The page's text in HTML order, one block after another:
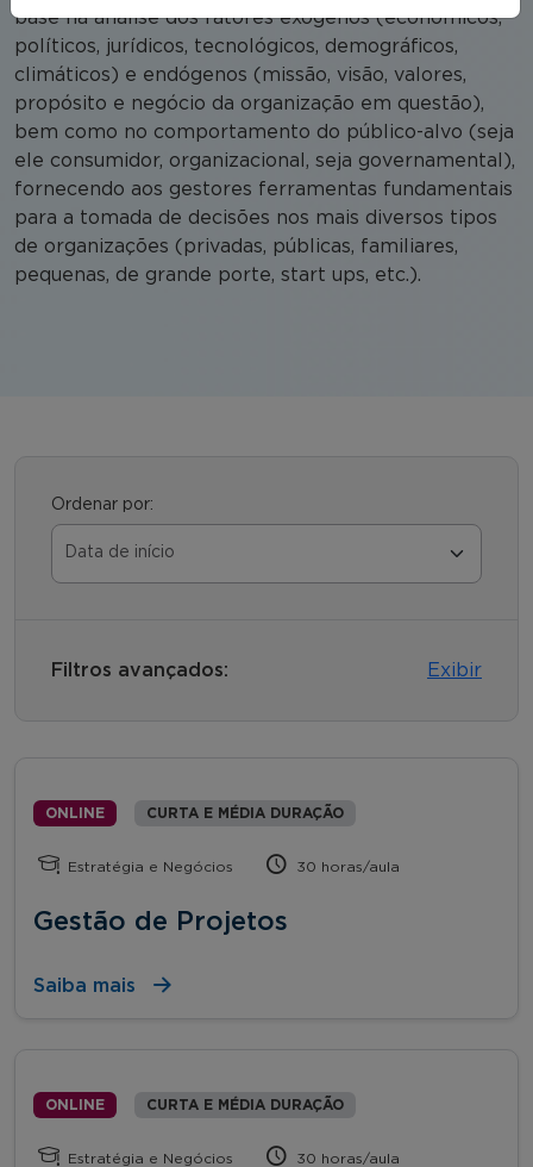
base na análise dos fatores exógenos (econômicos,
políticos, jurídicos, tecnológicos, demográficos,
climáticos) e endógenos (missão, visão, valores,
propósito e negócio da organização em questão),
bem como no comportamento do público-alvo (seja
ele consumidor, organizacional, seja governamental),
fornecendo aos gestores ferramentas fundamentais
para a tomada de decisões nos mais diversos tipos
de organizações (privadas, públicas, familiares,
pequenas, de grande porte, start ups, etc.).
Ordenar por:
Filtros avançados: Exibir
ONLINE CURTA E MÉDIA DURAÇÃO
Estratégia e Negócios 30 horas/aula
Gestão de Projetos
Saiba mais
ONLINE CURTA E MÉDIA DURAÇÃO
Estratégia e Negócios 30 horas/aula